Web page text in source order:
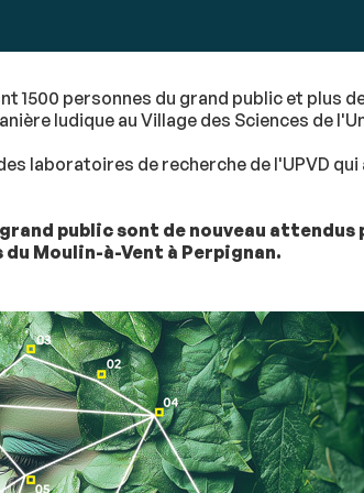
1500 personnes du grand public et plus
ludique au Village des Sciences de
laboratoires de recherche de l'UPVD
public sont de nouveau
Moulin-à-Vent à Perpignan.